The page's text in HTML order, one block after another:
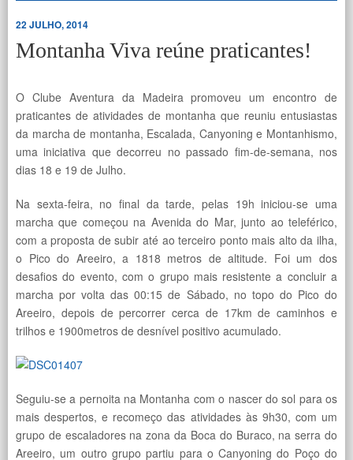
22 JULHO, 2014
Montanha Viva reúne praticantes!
O Clube Aventura da Madeira promoveu um encontro de
praticantes de atividades de montanha que reuniu entusiastas
da marcha de montanha, Escalada, Canyoning e Montanhismo,
uma iniciativa que decorreu no passado fim-de-semana, nos
dias 18 e 19 de Julho.
Na sexta-feira, no final da tarde, pelas 19h iniciou-se uma
marcha que começou na Avenida do Mar, junto ao teleférico,
com a proposta de subir até ao terceiro ponto mais alto da ilha,
o Pico do Areeiro, a 1818 metros de altitude. Foi um dos
desafios do evento, com o grupo mais resistente a concluir a
marcha por volta das 00:15 de Sábado, no topo do Pico do
Areeiro, depois de percorrer cerca de 17km de caminhos e
trilhos e 1900metros de desnível positivo acumulado.
Seguiu-se a pernoita na Montanha com o nascer do sol para os
mais despertos, e recomeço das atividades às 9h30, com um
grupo de escaladores na zona da Boca do Buraco, na serra do
Areeiro, um outro grupo partiu para o Canyoning do Poço do